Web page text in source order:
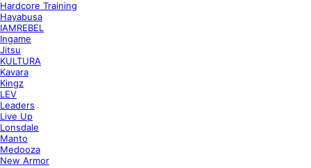
Hardcore Training
Hayabusa
IAMREBEL
Ingame
Jitsu
KULTURA
Kavara
Kingz
LEV
Leaders
Live Up
Lonsdale
Manto
Medooza
New Armor